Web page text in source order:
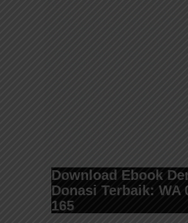
Download Ebook
Donasi Terbaik: WA
165